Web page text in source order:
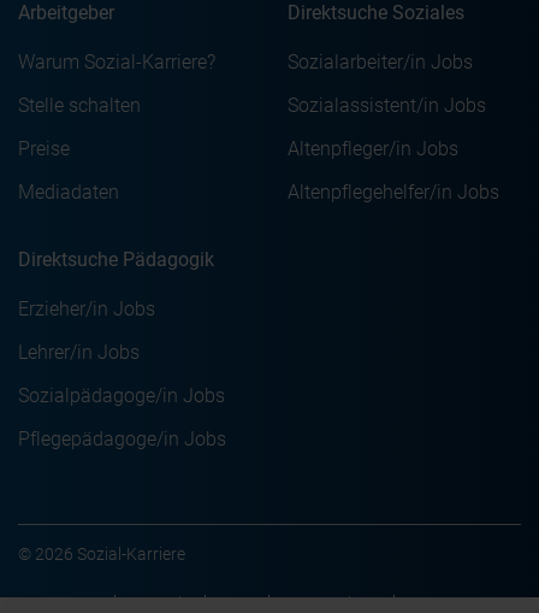
Arbeitgeber
Warum Sozial-Karriere?
Stelle schalten
Preise
Mediadaten
Direktsuche Soziales
Sozialarbeiter/in Jobs
Sozialassistent/in Jobs
Altenpfleger/in Jobs
Altenpflegehelfer/in Jobs
Direktsuche Pädagogik
Erzieher/in Jobs
Lehrer/in Jobs
Sozialpädagoge/in Jobs
Pflegepädagoge/in Jobs
© 2026 Sozial-Karriere
Impressum Kontakt AGB Datenschutz